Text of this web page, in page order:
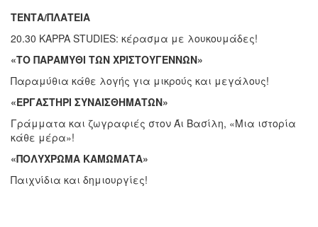
ΤΕΝΤΑ/ΠΛΑΤΕΙΑ
20.30 KAPPA STUDIES: κέρασμα με λουκουμάδες!
«ΤΟ ΠΑΡΑΜΥΘΙ ΤΩΝ ΧΡΙΣΤΟΥΓΕΝΝΩΝ»
Παραμύθια κάθε λογής για μικρούς και μεγάλους!
«ΕΡΓΑΣΤΗΡΙ ΣΥΝΑΙΣΘΗΜΑΤΩΝ»
Γράμματα και ζωγραφιές στον Άι Βασίλη, «Μια ιστορία
κάθε μέρα»!
«ΠΟΛΥΧΡΩΜΑ ΚΑΜΩΜΑΤΑ»
Παιχνίδια και δημιουργίες!